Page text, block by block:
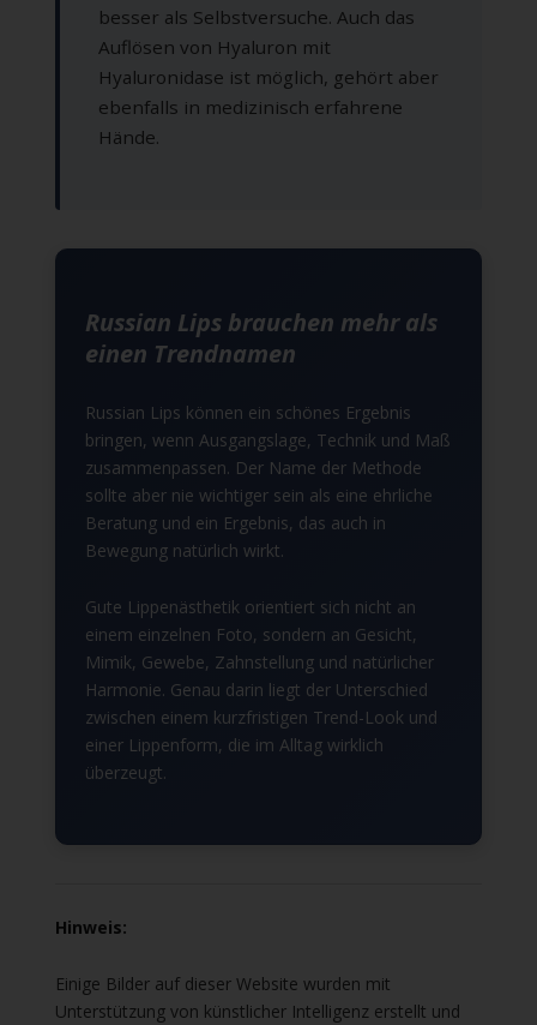
besser als Selbstversuche. Auch das
Auflösen von Hyaluron mit
Hyaluronidase ist möglich, gehört aber
ebenfalls in medizinisch erfahrene
Hände.
Russian Lips brauchen mehr als
einen Trendnamen
Russian Lips können ein schönes Ergebnis
bringen, wenn Ausgangslage, Technik und Maß
zusammenpassen. Der Name der Methode
sollte aber nie wichtiger sein als eine ehrliche
Beratung und ein Ergebnis, das auch in
Bewegung natürlich wirkt.
Gute Lippenästhetik orientiert sich nicht an
einem einzelnen Foto, sondern an Gesicht,
Mimik, Gewebe, Zahnstellung und natürlicher
Harmonie. Genau darin liegt der Unterschied
zwischen einem kurzfristigen Trend-Look und
einer Lippenform, die im Alltag wirklich
überzeugt.
Hinweis:
Einige Bilder auf dieser Website wurden mit
Unterstützung von künstlicher Intelligenz erstellt und